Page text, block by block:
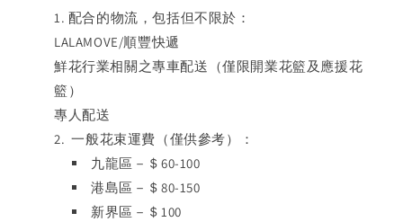
配合的物流，包括但不限於：
LALAMOVE/順豐快遞
鮮花行業相關之專車配送（僅限開業花籃及應援花
籃）
專人配送
一般花束運費（僅供參考）：
九龍區－＄60-100
港島區－＄80-150
新界區－＄100